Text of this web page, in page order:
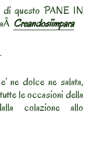
di questo PANE IN
Creandosiimpara
ne dolce ne salata,
le occasioni della
colazione allo